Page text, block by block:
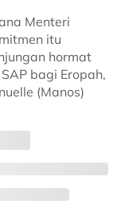
Menteri
itu
hormat
bagi Eropah,
(Manos)